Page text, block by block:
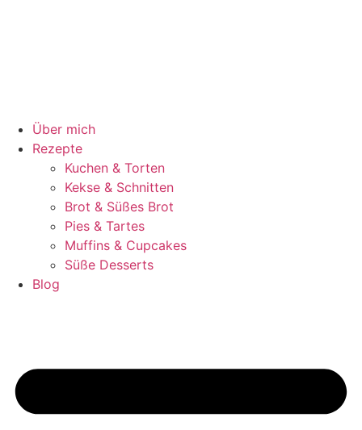
Über mich
Rezepte
Kuchen & Torten
Kekse & Schnitten
Brot & Süßes Brot
Pies & Tartes
Muffins & Cupcakes
Süße Desserts
Blog